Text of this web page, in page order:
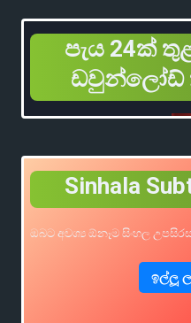
පැය 24ක්
ඩවුන්ලෝඩ්
Sinhala
ඔබට අවශ්‍ය ඕනෑම සිංහල
ඉල්ලූ